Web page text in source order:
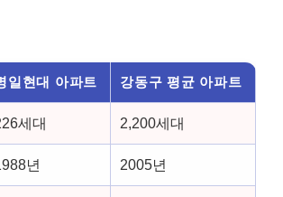
일현대 아파트 강동구 평균 아파트
세대 2,200세대
년 2005년